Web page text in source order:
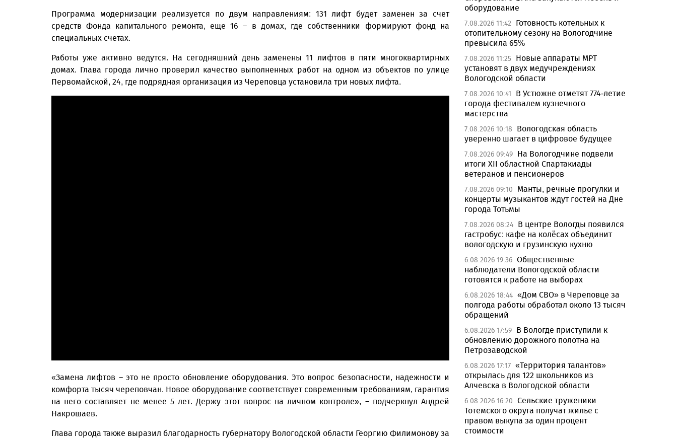
Программа модернизации реализуется по двум направлениям: 131 лифт будет заменен за счет
средств Фонда капитального ремонта, еще 16 – в домах, где собственники формируют фонд на
специальных счетах.
Работы уже активно ведутся. На сегодняшний день заменены 11 лифтов в пяти многоквартирных
домах. Глава города лично проверил качество выполненных работ на одном из объектов по улице
Первомайской, 24, где подрядная организация из Череповца установила три новых лифта.
«Замена лифтов – это не просто обновление оборудования. Это вопрос безопасности, надежности и
комфорта тысяч череповчан. Новое оборудование соответствует современным требованиям, гарантия
на него составляет не менее 5 лет. Держу этот вопрос на личном контроле», – подчеркнул Андрей
Накрошаев.
Глава города также выразил благодарность губернатору Вологодской области Георгию Филимонову за
оборудование
7.08.2026 11:42
Готовность котельных к
отопительному сезону на Вологодчине
превысила 65%
7.08.2026 11:25 Новые аппараты МРТ
установят в двух медучреждениях
Вологодской области
7.08.2026 10:41
В Устюжне отметят 774-летие
города фестивалем кузнечного
мастерства
7.08.2026 10:18
Вологодская область
уверенно шагает в цифровое будущее
7.08.2026 09:49 На Вологодчине подвели
итоги XII областной Спартакиады
ветеранов и пенсионеров
7.08.2026 09:10
Манты, речные прогулки и
концерты музыкантов ждут гостей на Дне
города Тотьмы
7.08.2026 08:24 В центре Вологды появился
гастробус: кафе на колёсах объединит
вологодскую и грузинскую кухню
6.08.2026 19:36 Общественные
наблюдатели Вологодской области
готовятся к работе на выборах
6.08.2026 18:44 «Дом СВО» в Череповце за
полгода работы обработал около 13 тысяч
обращений
6.08.2026 17:59 В Вологде приступили к
обновлению дорожного полотна на
Петрозаводской
6.08.2026 17:17 «Территория талантов»
открылась для 122 школьников из
Алчевска в Вологодской области
6.08.2026 16:20 Сельские труженики
Тотемского округа получат жилье с
правом выкупа за один процент
стоимости